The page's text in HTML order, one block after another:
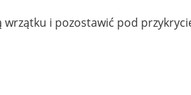
wrzątku i pozostawić pod